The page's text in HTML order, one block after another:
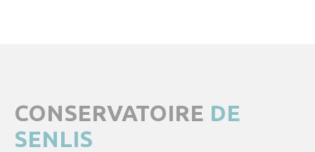
CONSERVATOIRE DE
SENLIS